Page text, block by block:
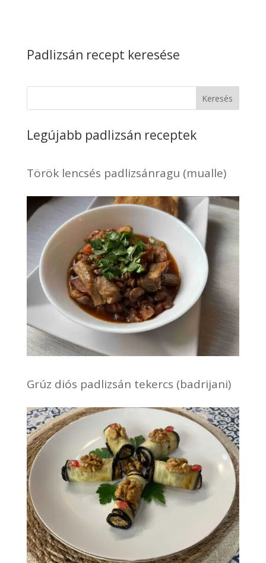
Padlizsán recept keresése
Keresés
Legújabb padlizsán receptek
Török lencsés padlizsánragu (mualle)
Grúz diós padlizsán tekercs (badrijani)